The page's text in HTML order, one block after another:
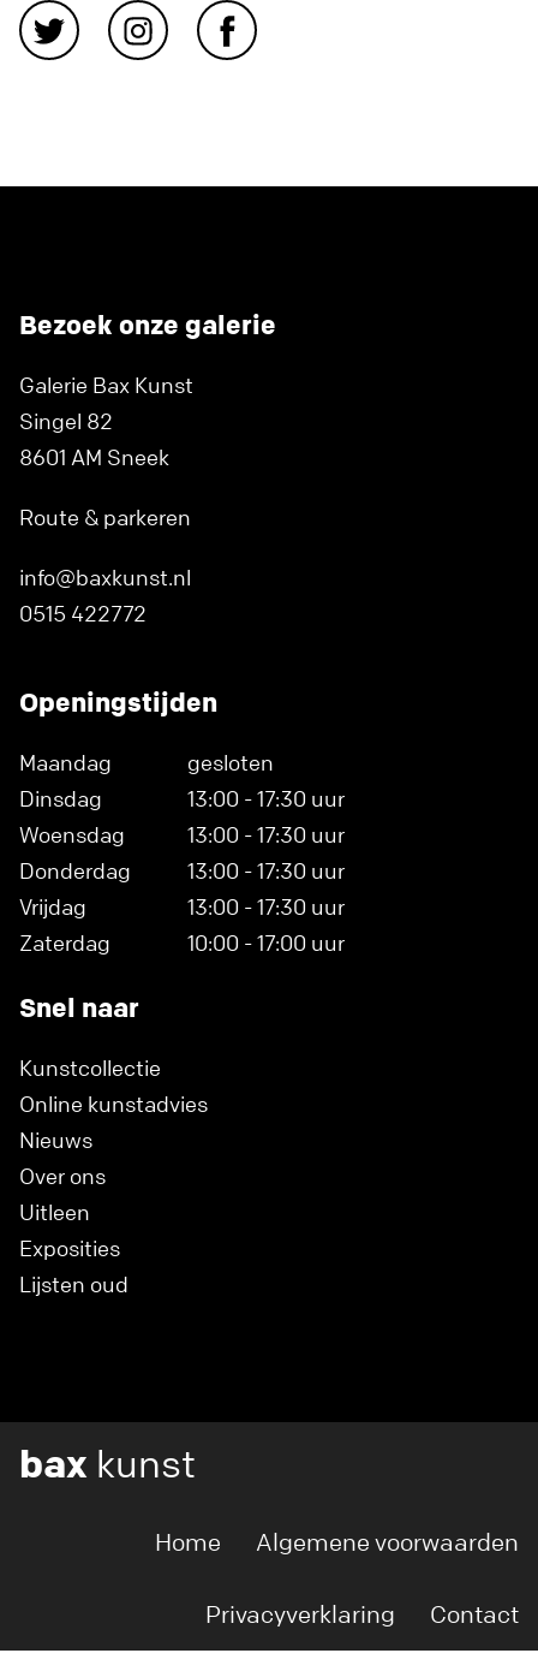
Bezoek onze galerie
Galerie Bax Kunst
Singel 82
8601 AM Sneek
Route & parkeren
info@baxkunst.nl
0515 422772
Openingstijden
Maandag
gesloten
Dinsdag
13:00 - 17:30 uur
Woensdag
13:00 - 17:30 uur
Donderdag
13:00 - 17:30 uur
Vrijdag
13:00 - 17:30 uur
Zaterdag
10:00 - 17:00 uur
Snel naar
Kunstcollectie
Online kunstadvies
Nieuws
Over ons
Uitleen
Exposities
Lijsten oud
bax kunst
Home Algemene voorwaarden
Privacyverklaring Contact